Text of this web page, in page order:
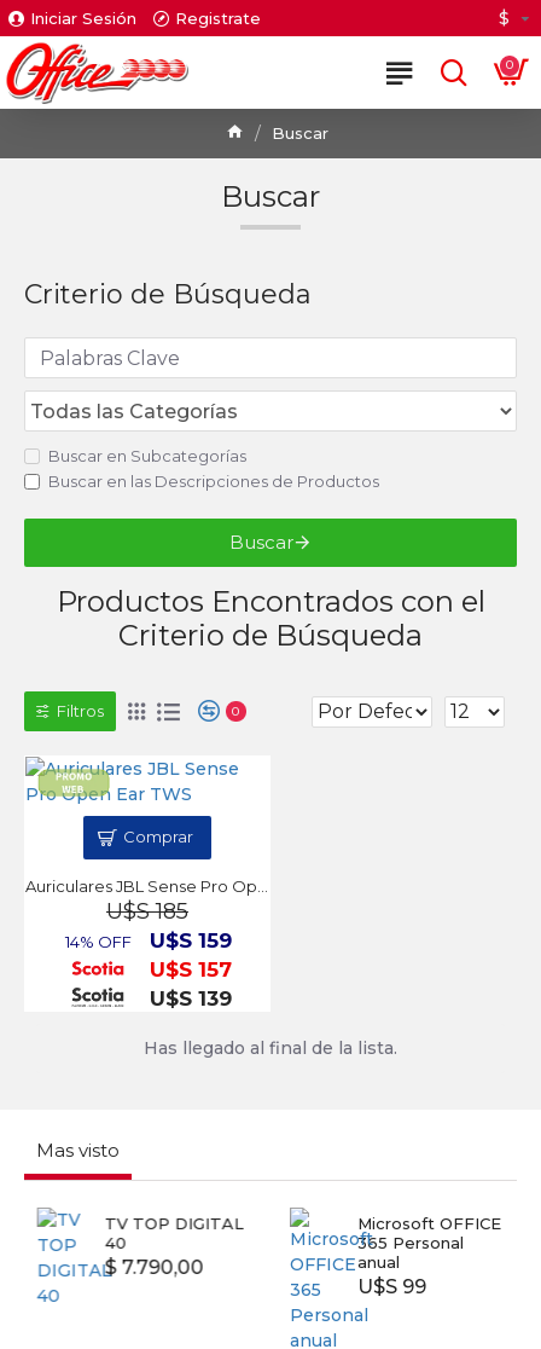
Iniciar Sesión Registrate $
0
Buscar
Buscar
Criterio de Búsqueda
Buscar en Subcategorías
Buscar en las Descripciones de Productos
Buscar
Productos Encontrados con el
Criterio de Búsqueda
Filtros 0
U$S 185
14% OFF
U$S 159
U$S 157
U$S 139
Comprar
Has llegado al final de la lista.
Mas visto
TV TOP DIGITAL
40
$ 7.790,00
Microsoft OFFICE
365 Personal
anual
U$S 99